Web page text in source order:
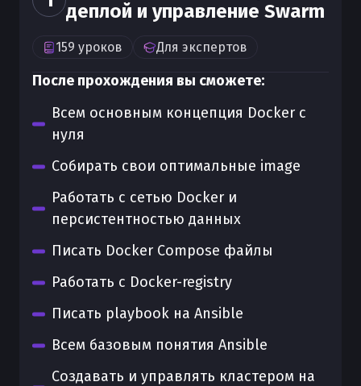
деплой и управление Swarm
159 уроков Для экспертов
После прохождения вы сможете:
Всем основным концепция Docker с
нуля
Собирать свои оптимальные image
Работать с сетью Docker и
персистентностью данных
Писать Docker Compose файлы
Работать с Docker-registry
Писать playbook на Ansible
Всем базовым понятия Ansible
Создавать и управлять кластером на